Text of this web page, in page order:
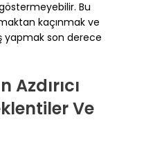
Bu
kaçınmak ve
yapmak son derece
Ve